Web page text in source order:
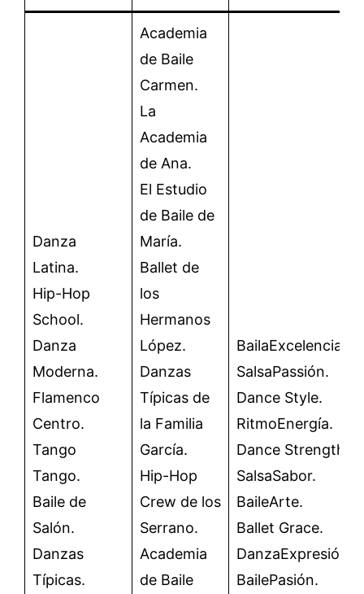
Danza
Latina.
Hip-Hop
School.
Danza
Moderna.
Flamenco
Centro.
Tango
Tango.
Baile de
Salón.
Danzas
Típicas.
Academia
de Baile
Carmen.
La
Academia
de Ana.
El Estudio
de Baile de
María.
Ballet de
los
Hermanos
López.
Danzas
Típicas de
la Familia
García.
Hip-Hop
Crew de los
Serrano.
Academia
de Baile
BailaExcelencia.
SalsaPassión.
Dance Style.
RitmoEnergía.
Dance Strength.
SalsaSabor.
BaileArte.
Ballet Grace.
DanzaExpresión.
BailePasión.